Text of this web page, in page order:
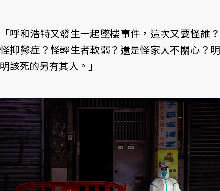
「呼和浩特又發生一起墜樓事件，這次又要怪誰？
怪抑鬱症？怪輕生者軟弱？還是怪家人不關心？明
明該死的另有其人。」